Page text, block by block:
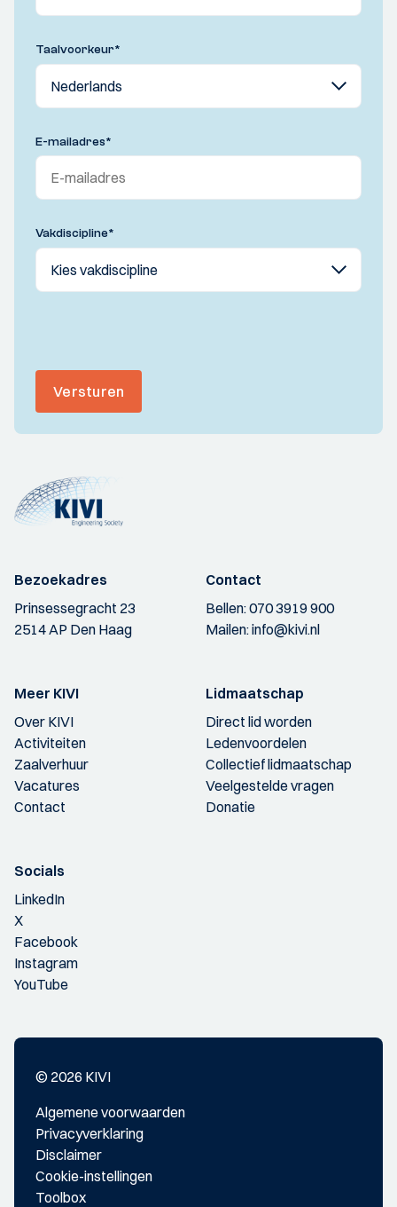
Taalvoorkeur*
E-mailadres*
Vakdiscipline*
Versturen
Bezoekadres
Prinsessegracht 23
2514 AP Den Haag
Contact
Bellen:070 3919 900
Mailen:info@kivi.nl
Meer KIVI
Over KIVI
Activiteiten
Zaalverhuur
Vacatures
Contact
Lidmaatschap
Direct lid worden
Ledenvoordelen
Collectief lidmaatschap
Veelgestelde vragen
Donatie
Socials
LinkedIn
X
Facebook
Instagram
YouTube
© 2026 KIVI
Algemene voorwaarden
Privacyverklaring
Disclaimer
Cookie-instellingen
Toolbox